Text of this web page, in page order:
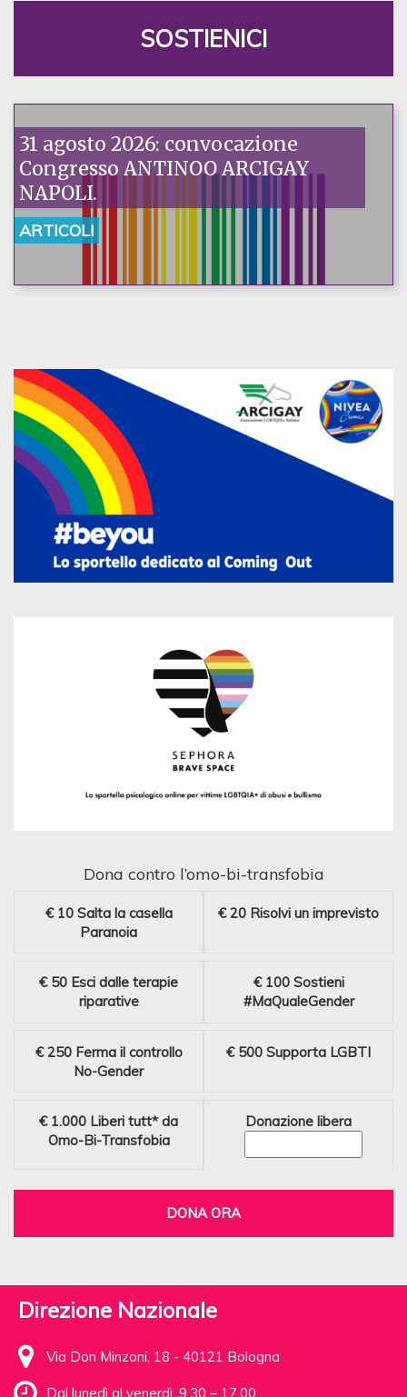
SOSTIENICI
31 agosto 2026: convocazione
Congresso ANTINOO ARCIGAY
NAPOLI.
ARTICOLI
Dona contro l’omo-bi-transfobia
€ 10 Salta la casella
Paranoia
€ 20 Risolvi un imprevisto
€ 50 Esci dalle terapie
riparative
€ 100 Sostieni
#MaQualeGender
€ 250 Ferma il controllo
No-Gender
€ 500 Supporta LGBTI
€ 1.000 Liberi tutt* da
Omo-Bi-Transfobia
Donazione libera
DONA ORA
Direzione Nazionale
Via Don Minzoni, 18 - 40121 Bologna
Dal lunedì al venerdì, 9.30 – 17.00